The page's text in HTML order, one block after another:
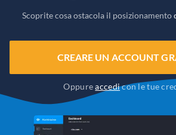
Scoprite cosa ostacola il posizionamento
CREARE UN ACCOUNT
Oppureaccedicon le tue